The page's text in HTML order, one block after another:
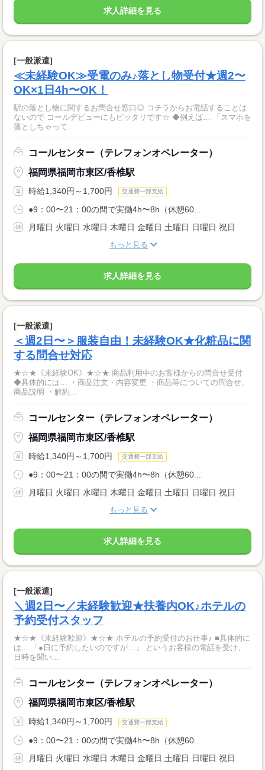
求人詳細を見る
[一般派遣]
≪未経験OK≫受電のみ♪落とし物受付★週2〜
OK×1日4h〜OK！
駅の落とし物に関するお問合せ窓口◎ コチラからお電話することは
ないので コールデビューにもピッタリです☆ ◆例えば… 「スマホを
落としちゃって...
コールセンター（テレフォンオペレーター）
福岡県福岡市東区/香椎駅
時給1,340円～1,700円 交通費一部支給
●9：00〜21：00の間で実働4h〜8h（休憩60...
月曜日 火曜日 水曜日 木曜日 金曜日 土曜日 日曜日 祝日
もっと見る
求人詳細を見る
[一般派遣]
＜週2日〜＞服装自由！未経験OK★化粧品に関
する問合せ対応
★☆★《未経験OK》★☆★ 商品利用中のお客様からの問合せ受付
◆具体的には… ・商品注文・内容変更 ・商品等についての問合せ、
商品説明 ・解約...
コールセンター（テレフォンオペレーター）
福岡県福岡市東区/香椎駅
時給1,340円～1,700円 交通費一部支給
●9：00〜21：00の間で実働4h〜8h（休憩60...
月曜日 火曜日 水曜日 木曜日 金曜日 土曜日 日曜日 祝日
もっと見る
求人詳細を見る
[一般派遣]
＼週2日〜／未経験歓迎★扶養内OK♪ホテルの
予約受付スタッフ
★☆★《未経験歓迎》★☆★ ホテルの予約受付のお仕事♪ ■具体的に
は... 「●日に予約したいのですが…」 というお客様の電話を受け、
日時を聞い...
コールセンター（テレフォンオペレーター）
福岡県福岡市東区/香椎駅
時給1,340円～1,700円 交通費一部支給
●9：00〜21：00の間で実働4h〜8h（休憩60...
月曜日 火曜日 水曜日 木曜日 金曜日 土曜日 日曜日 祝日